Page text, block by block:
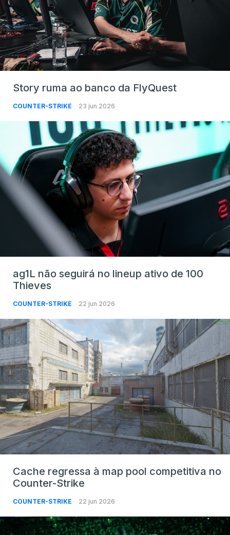
Story ruma ao banco da FlyQuest
COUNTER-STRIKE 23 jun 2026
ag1L não seguirá no lineup ativo de 100
Thieves
COUNTER-STRIKE 22 jun 2026
Cache regressa à map pool competitiva no
Counter-Strike
COUNTER-STRIKE 22 jun 2026